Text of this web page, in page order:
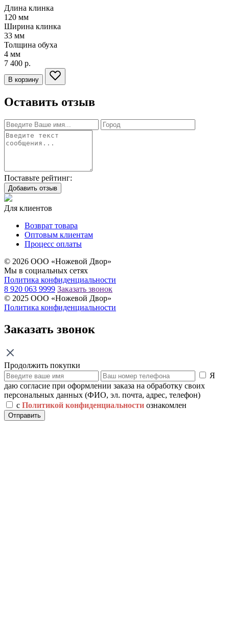
Длина клинка
120 мм
Ширина клинка
33 мм
Толщина обуха
4 мм
7 400 р.
В корзину
Оставить отзыв
Поставьте рейтинг:
Добавить отзыв
Для клиентов
Возврат товара
Оптовым клиентам
Процесс оплаты
© 2026 ООО «Ножевой Двор»
Мы в социальных сетях
Политика конфиденциальности
8 920 063 9999 Заказать звонок
© 2025 ООО «Ножевой Двор»
Политика конфиденциальности
Заказать звонок
Продолжить покупки
Я
даю согласие при оформлении заказа на обработку своих
персональных данных (ФИО, эл. почта, адрес, телефон)
с Политикой конфиденциальности ознакомлен